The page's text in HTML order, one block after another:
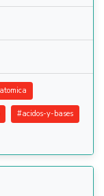
#acidos-y-bases